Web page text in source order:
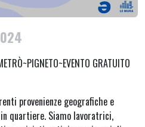
GRATUITO
provenienze geografiche e
quartiere. Siamo lavoratrici,